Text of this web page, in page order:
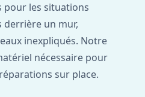
pour les situations
derrière un mur,
inexpliqués. Notre
nécessaire pour
sur place.